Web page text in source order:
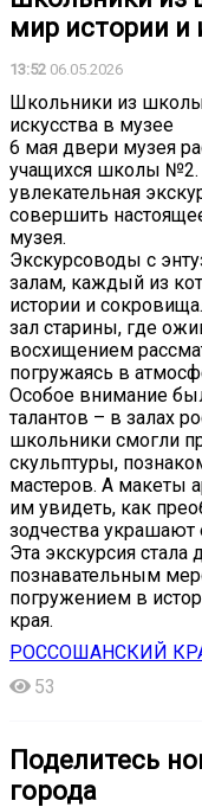
мир истории и
13:52 06.05.2026
Школьники из
искусства в музее
6 мая двери музея
учащихся школы №2.
увлекательная
совершить
музея.
Экскурсоводы с
залам, каждый из
истории и
зал старины, где
восхищением
погружаясь в
Особое внимание
талантов – в залах
школьники смогли
скульптуры,
мастеров. А макеты
им увидеть, как
зодчества украшают
Эта экскурсия
познавательным
погружением в
края.
РОССОШАНСКИЙ
53
Поделитесь
города